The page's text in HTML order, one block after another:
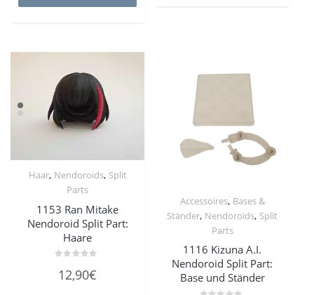
Haar, Nendoroids, Split
Parts
1153 Ran Mitake
Nendoroid Split Part:
Haare
mit
12,90€
Accessoires, Bases &
Ständer, Nendoroids, Split
Parts
1116 Kizuna A.I.
Nendoroid Split Part:
Base und Ständer